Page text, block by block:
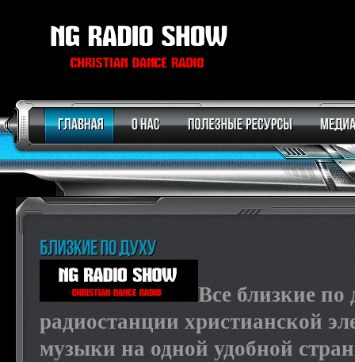
Все близкие по
радиостанции христианской
музыки на одной удобной